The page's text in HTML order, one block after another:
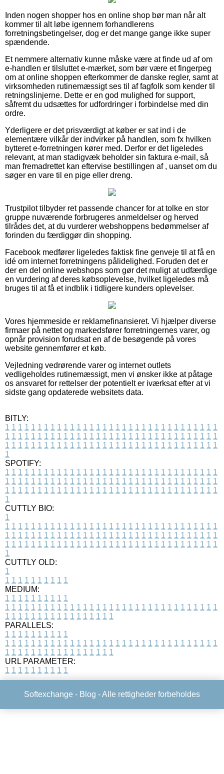
Inden nogen shopper hos en online shop bør man når alt
kommer til alt løbe igennem forhandlerens
forretningsbetingelser, dog er det mange gange ikke super
spændende.
Et nemmere alternativ kunne måske være at finde ud af om
e-handlen er tilsluttet e-mærket, som bør være et fingerpeg
om at online shoppen efterkommer de danske regler, samt at
virksomheden rutinemæssigt ses til af fagfolk som kender til
retningslinjerne. Dette er en god mulighed for support,
såfremt du udsættes for udfordringer i forbindelse med din
ordre.
Yderligere er det prisværdigt at køber er sat ind i de
elementære vilkår der indvirker på handlen, som fx hvilken
bytteret e-forretningen kører med. Derfor er det ligeledes
relevant, at man stadigvæk beholder sin faktura e-mail, så
man fremadrettet kan eftervise bestillingen af , uanset om du
søger en vare til en pige eller dreng.
Trustpilot tilbyder ret passende chancer for at tolke en stor
gruppe nuværende forbrugeres anmeldelser og herved
tilrådes det, at du vurderer webshoppens bedømmelser af
forinden du færdiggør din shopping.
Facebook medfører ligeledes faktisk fine genveje til at få en
idé om internet forretningens pålidelighed. Foruden det er
der en del online webshops som gør det muligt at udfærdige
en vurdering af deres købsoplevelse, hvilket ligeledes må
bruges til at få et indblik i tidligere kunders oplevelser.
Vores hjemmeside er reklamefinansieret. Vi hjælper diverse
firmaer på nettet og markedsfører forretningernes varer, og
opnår provision forudsat en af de besøgende på vores
website gennemfører et køb.
Vejledning vedrørende varer og internet outlets
vedligeholdes rutinemæssigt, men vi ønsker ikke at påtage
os ansvaret for rettelser der potentielt er iværksat efter at vi
sidste gang opdaterede websitets data.
BITLY:
1 1 1 1 1 1 1 1 1 1 1 1 1 1 1 1 1 1 1 1 1 1 1 1 1 1 1 1 1 1 1 1 1
1 1 1 1 1 1 1 1 1 1 1 1 1 1 1 1 1 1 1 1 1 1 1 1 1 1 1 1 1 1 1 1 1
1 1 1 1 1 1 1 1 1 1 1 1 1 1 1 1 1 1 1 1 1 1 1 1 1 1 1 1 1 1 1 1 1
1
SPOTIFY:
1 1 1 1 1 1 1 1 1 1 1 1 1 1 1 1 1 1 1 1 1 1 1 1 1 1 1 1 1 1 1 1 1
1 1 1 1 1 1 1 1 1 1 1 1 1 1 1 1 1 1 1 1 1 1 1 1 1 1 1 1 1 1 1 1 1
1 1 1 1 1 1 1 1 1 1 1 1 1 1 1 1 1 1 1 1 1 1 1 1 1 1 1 1 1 1 1 1 1
1
CUTTLY BIO:
1
1 1 1 1 1 1 1 1 1 1 1 1 1 1 1 1 1 1 1 1 1 1 1 1 1 1 1 1 1 1 1 1 1
1 1 1 1 1 1 1 1 1 1 1 1 1 1 1 1 1 1 1 1 1 1 1 1 1 1 1 1 1 1 1 1 1
1 1 1 1 1 1 1 1 1 1 1 1 1 1 1 1 1 1 1 1 1 1 1 1 1 1 1 1 1 1 1 1 1
1
CUTTLY OLD:
1
1 1 1 1 1 1 1 1 1 1
MEDIUM:
1 1 1 1 1 1 1 1 1 1
1 1 1 1 1 1 1 1 1 1 1 1 1 1 1 1 1 1 1 1 1 1 1 1 1 1 1 1 1 1 1 1 1
1 1 1 1 1 1 1 1 1 1 1 1 1 1 1 1 1
PARALLELS:
1 1 1 1 1 1 1 1 1 1
1 1 1 1 1 1 1 1 1 1 1 1 1 1 1 1 1 1 1 1 1 1 1 1 1 1 1 1 1 1 1 1 1
1 1 1 1 1 1 1 1 1 1 1 1 1 1 1 1 1
URL PARAMETER:
1 1 1 1 1 1 1 1 1 1
Softexchange - Blog - Alle rettigheder forbeholdes